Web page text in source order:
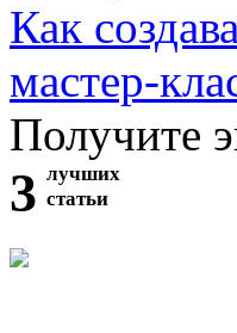
Как
мастер-
Получите
3 лучших
статьи